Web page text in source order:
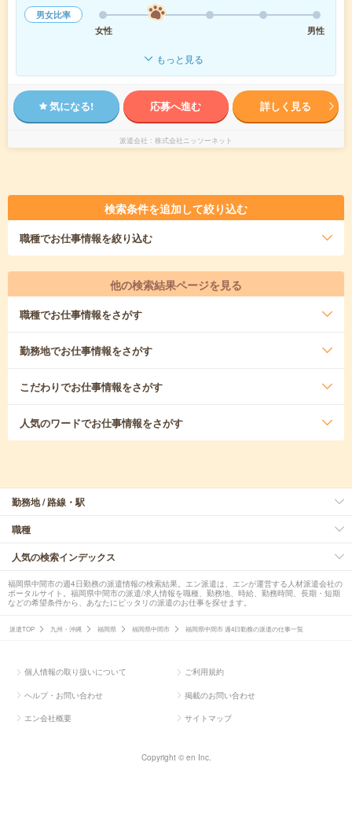
男女比率
女性
男性
もっと見る
気になる! 応募へ進む 詳しく見る
派遣会社 株式会社ニッソーネット
検索条件を追加して絞り込む
職種でお仕事情報を絞り込む
他の検索結果ページを見る
職種でお仕事情報をさがす
勤務地でお仕事情報をさがす
こだわりでお仕事情報をさがす
人気のワードでお仕事情報をさがす
勤務地 / 路線・駅
職種
人気の検索インデックス
福岡県中間市の週4日勤務の派遣情報の検索結果。エン派遣は、エンが運営する人材派遣会社の
ポータルサイト。福岡県中間市の派遣/求人情報を職種、勤務地、時給、勤務時間、長期・短期
などの希望条件から、あなたにピッタリの派遣のお仕事を探せます。
派遣TOP 九州・沖縄 福岡県 福岡県中間市 福岡県中間市 週4日勤務の派遣の仕事一覧
個人情報の取り扱いについて ご利用規約
ヘルプ・お問い合わせ 掲載のお問い合わせ
エン会社概要 サイトマップ
Copyright © en Inc.